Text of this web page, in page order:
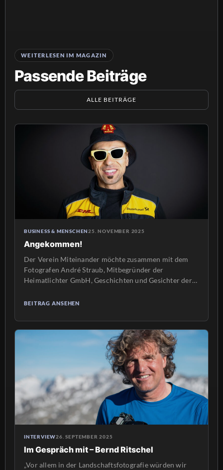
WEITERLESEN IM MAGAZIN
Passende Beiträge
ALLE BEITRÄGE
BUSINESS & MENSCHEN25. NOVEMBER 2025
Angekommen!
Der Verein Miteinander möchte zusammen mit dem
Fotografen André Straub, Mitbegründer der
Heimatlichter GmbH, Geschichten und Gesichter der
Stevermüer und Andrea Scheuermann sind im
Freinsheim e.V.“ Seit 10 Jahren unterstützt der Verein
Menschen, die aus vielen verschiedenen Ländern in
BEITRAG ANSEHEN
INTERVIEW26. SEPTEMBER 2025
Im Gespräch mit – Bernd Ritschel
„Vor allem in der Landschaftsfotografie würden wir